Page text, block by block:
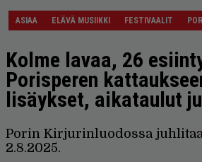
ASIAA ELÄVÄ MUSIIKKI FESTIVAALIT
Kolme lavaa, 26
Porisperen
lisäykset, aikataulut
Porin Kirjurinluodossa
2.8.2025.